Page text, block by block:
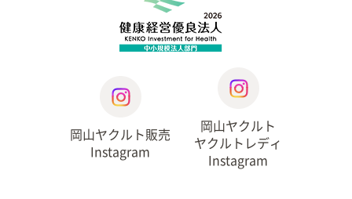
岡山ヤクルト販売
Instagram
岡山ヤクルト
ヤクルトレディ
Instagram